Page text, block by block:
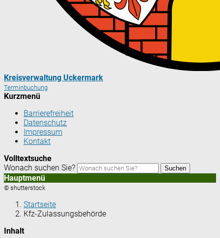
Kreisverwaltung Uckermark
Terminbuchung
Kurzmenü
Barrierefreiheit
Datenschutz
Impressum
Kontakt
Volltextsuche
Wonach suchen Sie?
Suchen
Hauptmenü
© shutterstock
Startseite
Kfz-Zulassungsbehörde
Inhalt